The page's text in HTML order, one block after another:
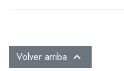
Volver arriba 